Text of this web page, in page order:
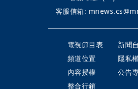
客服信箱:
電視節目表
新聞
頻道位置
隱私
內容授權
公告
整合行銷